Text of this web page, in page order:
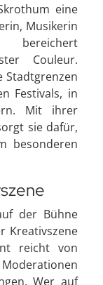
eine
Musikerin
Couleur.
Stadtgrenzen
Festivals, in
Mit ihrer
sie dafür,
besonderen
der Bühne
Kreativszene
reicht von
Wer auf